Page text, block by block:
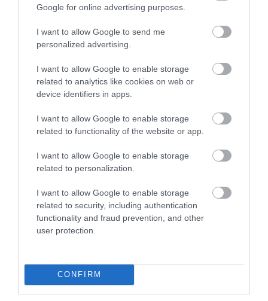
Google for online advertising purposes.
I want to allow Google to send me
personalized advertising.
I want to allow Google to enable storage
related to analytics like cookies on web or
device identifiers in apps.
I want to allow Google to enable storage
related to functionality of the website or app.
I want to allow Google to enable storage
related to personalization.
I want to allow Google to enable storage
related to security, including authentication
functionality and fraud prevention, and other
user protection.
CONFIRM
parafadugók pedig sorban adják meg magukat a